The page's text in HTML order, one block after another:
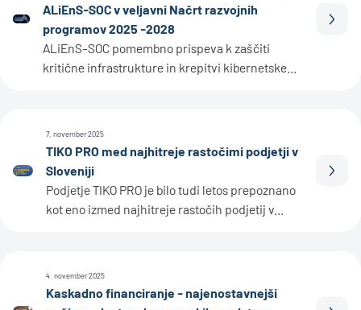
ALiEnS-SOC v veljavni Načrt razvojnih
programov 2025 -2028
ALiEnS-SOC pomembno prispeva k zaščiti
kritične infrastrukture in krepitvi kibernetske...
7. november 2025
TIKO PRO med najhitreje rastočimi podjetji v
Sloveniji
Podjetje TIKO PRO je bilo tudi letos prepoznano
kot eno izmed najhitreje rastočih podjetij v...
4. november 2025
Kaskadno financiranje - najenostavnejši